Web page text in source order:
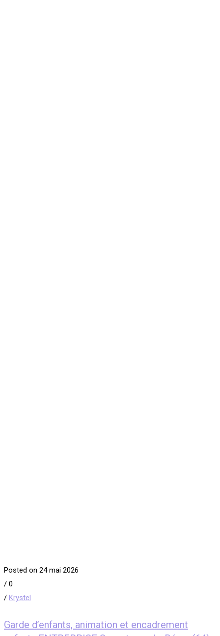
Posted on 24 mai 2026
/ 0
/ Krystel
Garde d’enfants, animation et encadrement